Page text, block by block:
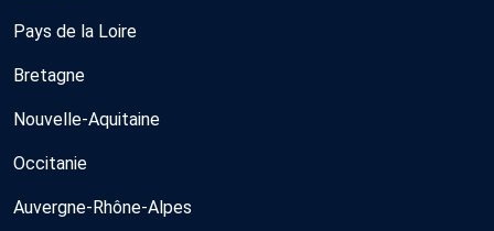
Pays de la Loire
Bretagne
Nouvelle-Aquitaine
Occitanie
Auvergne-Rhône-Alpes